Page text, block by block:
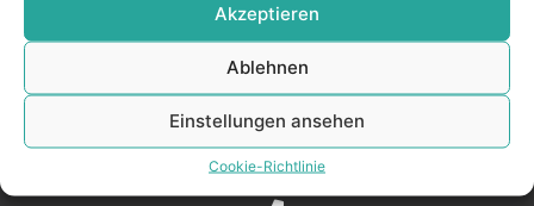
Akzeptieren
Ablehnen
Einstellungen ansehen
Cookie-Richtlinie
Adresse
Mainwesthafen Immobilien Speicherstraße 5
60327 Frankfurt